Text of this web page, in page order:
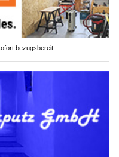
bezugsbereit